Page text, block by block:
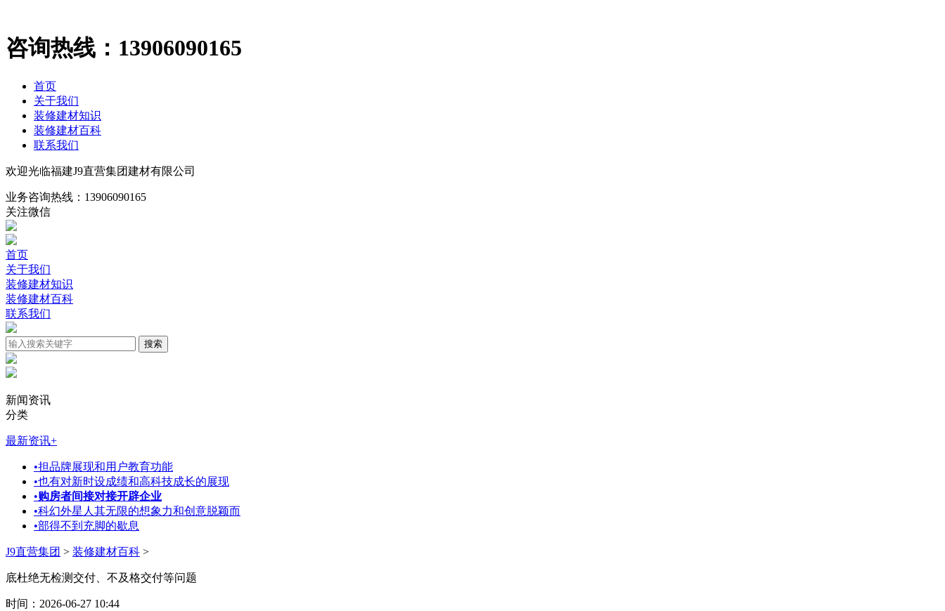
咨询热线： 13906090165
首页
关于我们
装修建材知识
装修建材百科
联系我们
欢迎光临福建J9直营集团建材有限公司
业务咨询热线： 13906090165
关注微信
首页
关于我们
装修建材知识
装修建材百科
联系我们
新闻资讯
分类
最新资讯+
•担品牌展现和用户教育功能
•也有对新时设成绩和高科技成长的展现
•购房者间接对接开辟企业
•科幻外星人其无限的想象力和创意脱颖而
•部得不到充脚的歇息
J9直营集团 > 装修建材百科 >
底杜绝无检测交付、不及格交付等问题
时间：2026-06-27 10:44